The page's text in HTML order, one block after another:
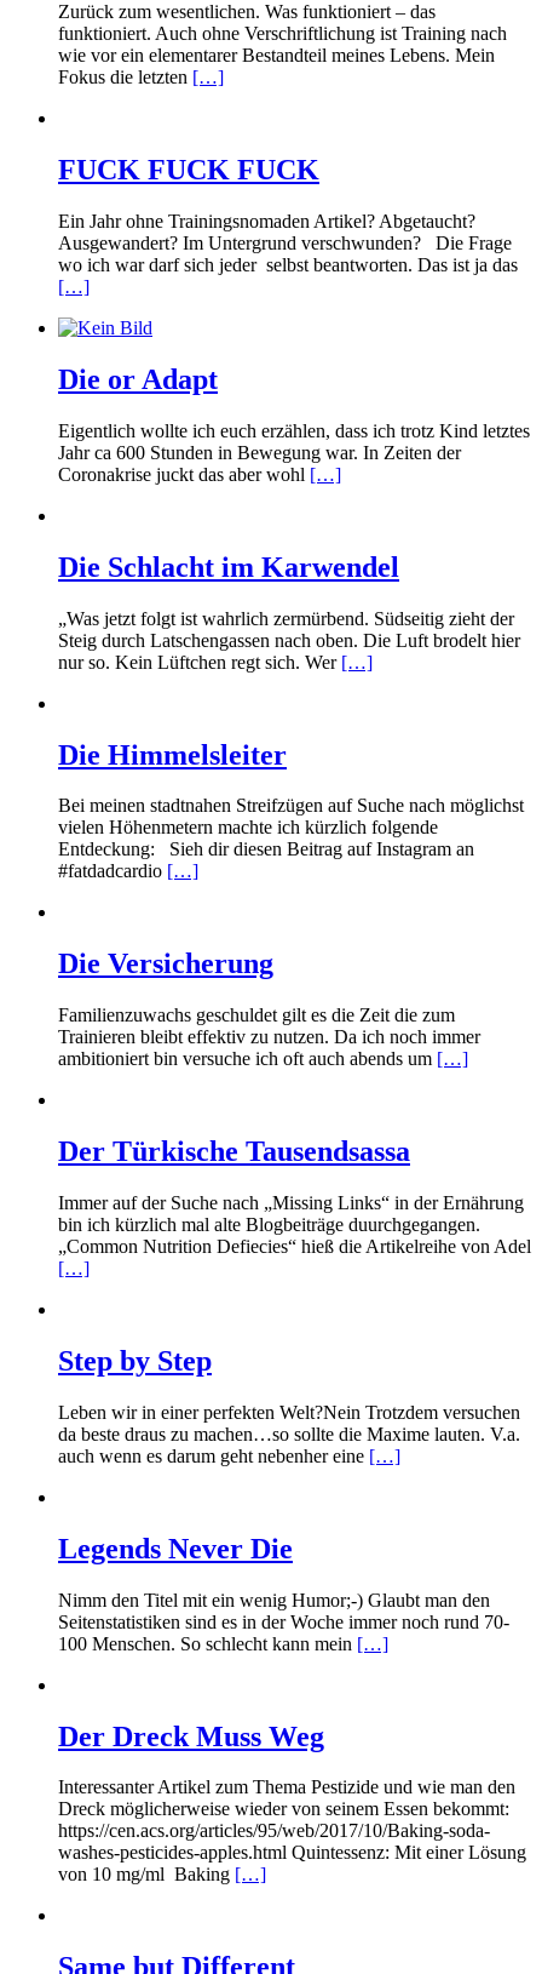
Zurück zum wesentlichen. Was funktioniert – das
funktioniert. Auch ohne Verschriftlichung ist Training nach
wie vor ein elementarer Bestandteil meines Lebens. Mein
Fokus die letzten […]
FUCK FUCK FUCK
Ein Jahr ohne Trainingsnomaden Artikel? Abgetaucht?
Ausgewandert? Im Untergrund verschwunden? Die Frage
wo ich war darf sich jeder selbst beantworten. Das ist ja das
[…]
Die or Adapt
Eigentlich wollte ich euch erzählen, dass ich trotz Kind letztes
Jahr ca 600 Stunden in Bewegung war. In Zeiten der
Coronakrise juckt das aber wohl […]
Die Schlacht im Karwendel
„Was jetzt folgt ist wahrlich zermürbend. Südseitig zieht der
Steig durch Latschengassen nach oben. Die Luft brodelt hier
nur so. Kein Lüftchen regt sich. Wer […]
Die Himmelsleiter
Bei meinen stadtnahen Streifzügen auf Suche nach möglichst
vielen Höhenmetern machte ich kürzlich folgende
Entdeckung: Sieh dir diesen Beitrag auf Instagram an
#fatdadcardio […]
Die Versicherung
Familienzuwachs geschuldet gilt es die Zeit die zum
Trainieren bleibt effektiv zu nutzen. Da ich noch immer
ambitioniert bin versuche ich oft auch abends um […]
Der Türkische Tausendsassa
Immer auf der Suche nach „Missing Links“ in der Ernährung
bin ich kürzlich mal alte Blogbeiträge duurchgegangen.
„Common Nutrition Defiecies“ hieß die Artikelreihe von Adel
[…]
Step by Step
Leben wir in einer perfekten Welt?Nein Trotzdem versuchen
da beste draus zu machen…so sollte die Maxime lauten. V.a.
auch wenn es darum geht nebenher eine […]
Legends Never Die
Nimm den Titel mit ein wenig Humor;-) Glaubt man den
Seitenstatistiken sind es in der Woche immer noch rund 70-
100 Menschen. So schlecht kann mein […]
Der Dreck Muss Weg
Interessanter Artikel zum Thema Pestizide und wie man den
Dreck möglicherweise wieder von seinem Essen bekommt:
https://cen.acs.org/articles/95/web/2017/10/Baking-soda-
washes-pesticides-apples.html Quintessenz: Mit einer Lösung
von 10 mg/ml Baking […]
Same but Different